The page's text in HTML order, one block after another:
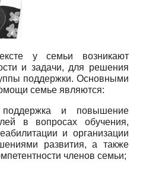
у семьи возникают
и задачи, для решения
поддержки. Основными
семье являются:
поддержка и повышение
в вопросах обучения,
и организации
развития, а также
членов семьи;